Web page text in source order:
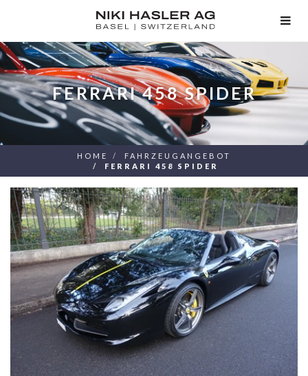
FERRARI 458 SPIDER
HOME
FAHRZEUGANGEBOT
FERRARI 458 SPIDER